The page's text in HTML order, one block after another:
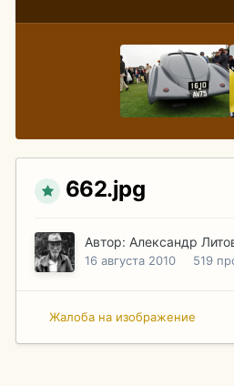
662.jpg
Автор: Александр
16 августа 2010 519
Жалоба на изображение